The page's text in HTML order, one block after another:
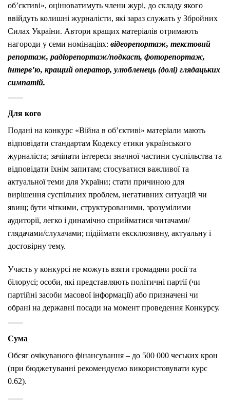
об’єктиві», оцінюватимуть члени журі, до складу якого
ввійдуть колишні журналісти, які зараз служать у Збройних
Силах України. Автори кращих матеріалів отримають
нагороди у семи номінаціях: відеорепортаж, текстовий
репортаж, радіорепортаж/подкаст, фоторепортаж,
інтерв’ю, кращий оператор, улюбленець (долі) глядацьких
симпатій.
Для кого
Подані на конкурс «Війна в об’єктиві» матеріали мають
відповідати стандартам Кодексу етики українського
журналіста; зачіпати інтереси значної частини суспільства та
відповідати їхнім запитам; стосуватися важливої та
актуальної теми для України; стати причиною для
вирішення суспільних проблем, негативних ситуацій чи
явищ; бути чіткими, структурованими, зрозумілими
аудиторії, легко і динамічно сприйматися читачами/
глядачами/слухачами; підіймати ексклюзивну, актуальну і
достовірну тему.
Участь у конкурсі не можуть взяти громадяни росії та
білорусі; особи, які представляють політичні партії (чи
партійні засоби масової інформації) або призначені чи
обрані на державні посади на момент проведення Конкурсу.
Сума
Обсяг очікуваного фінансування – до 500 000 чеських крон
(при бюджетуванні рекомендуємо використовувати курс
0.62).